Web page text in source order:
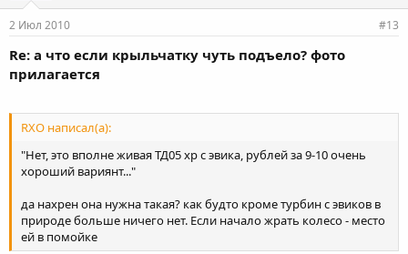
2 Июл 2010 #13
Re: а что если крыльчатку чуть подъело? фото
прилагается
RXO написал(а):
"Нет, это вполне живая ТД05 хр с эвика, рублей за 9-10 очень
хороший вариянт..."
да нахрен она нужна такая? как будто кроме турбин с эвиков в
природе больше ничего нет. Если начало жрать колесо - место
ей в помойке